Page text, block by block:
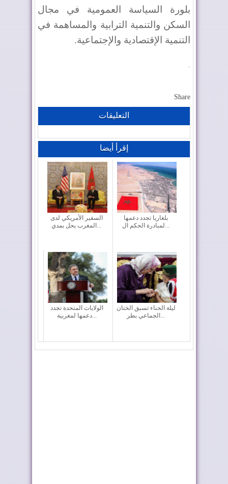
بلورة السياسة العمومية في مجال
السكن والتنمية الترابية والمساهمة في
التنمية الإقتصادية والإجتماعية.
Share
التعليقات
إقرأ أيضا
السفير الأمريكي لدى
المغرب يحل بمدي...
بلغاريا تجدد دعمها
لمبادرة الحكم ال...
الولايات المتحدة تجدد
دعمها لمغربية...
ليلة الحناء تسبق الختان
الجماعي بطر...